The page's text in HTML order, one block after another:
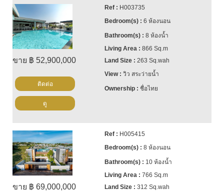
ขาย ฿ 52,900,000
H003735
6 ห้องนอน
8 ห้องน้ำ
866 Sq.m
263 Sq.wah
วิว สระว่ายน้ำ
ชื่อไทย
ติดต่อ
ดู
ขาย ฿ 69,000,000
H005415
8 ห้องนอน
10 ห้องน้ำ
766 Sq.m
312 Sq.wah